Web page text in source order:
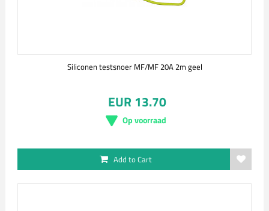
Siliconen testsnoer MF/MF 20A 2m geel
EUR 13.70
Op voorraad
Add to Cart